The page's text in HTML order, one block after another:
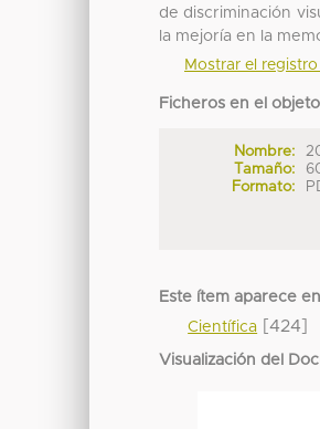
de discriminación
la mejoría en la
Mostrar el
Ficheros en el
Nombre:
Tamaño:
Formato:
Este ítem aparece
Científica [424]
Visualización del